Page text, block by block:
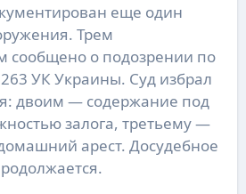
еще один
Трем
сообщено о подозрении по
263 УК Украины. Суд избрал
двоим — содержание под
залога, третьему —
арест. Досудебное